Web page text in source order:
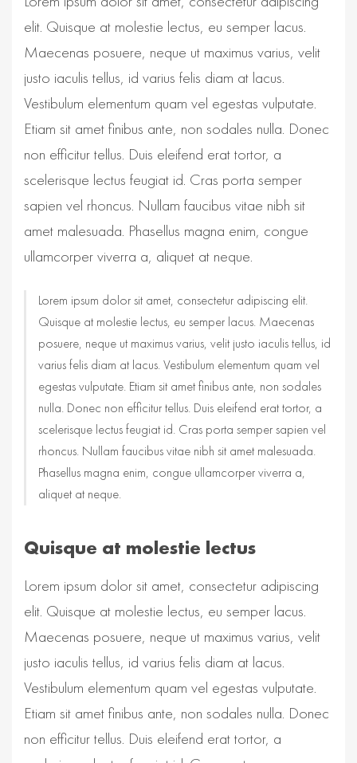
elit. Quisque at molestie lectus, eu semper lacus.
Maecenas posuere, neque ut maximus varius, velit
justo iaculis tellus, id varius felis diam at lacus.
Vestibulum elementum quam vel egestas vulputate.
Etiam sit amet finibus ante, non sodales nulla. Donec
non efficitur tellus. Duis eleifend erat tortor, a
scelerisque lectus feugiat id. Cras porta semper
sapien vel rhoncus. Nullam faucibus vitae nibh sit
amet malesuada. Phasellus magna enim, congue
ullamcorper viverra a, aliquet at neque.
Lorem ipsum dolor sit amet, consectetur adipiscing elit.
Quisque at molestie lectus, eu semper lacus. Maecenas
posuere, neque ut maximus varius, velit justo iaculis tellus, id
varius felis diam at lacus. Vestibulum elementum quam vel
egestas vulputate. Etiam sit amet finibus ante, non sodales
nulla. Donec non efficitur tellus. Duis eleifend erat tortor, a
scelerisque lectus feugiat id. Cras porta semper sapien vel
rhoncus. Nullam faucibus vitae nibh sit amet malesuada.
Phasellus magna enim, congue ullamcorper viverra a,
aliquet at neque.
Quisque at molestie lectus
Lorem ipsum dolor sit amet, consectetur adipiscing
elit. Quisque at molestie lectus, eu semper lacus.
Maecenas posuere, neque ut maximus varius, velit
justo iaculis tellus, id varius felis diam at lacus.
Vestibulum elementum quam vel egestas vulputate.
Etiam sit amet finibus ante, non sodales nulla. Donec
non efficitur tellus. Duis eleifend erat tortor, a